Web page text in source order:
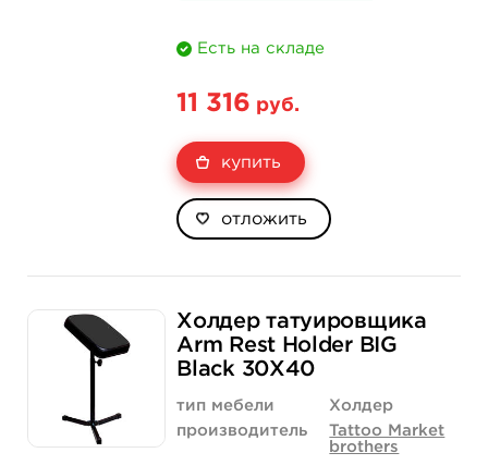
Есть на складе
11 316 руб.
купить
отложить
Холдер татуировщика
Arm Rest Holder BIG
Black 30X40
тип мебели
Холдер
производитель
Tattoo Market
brothers